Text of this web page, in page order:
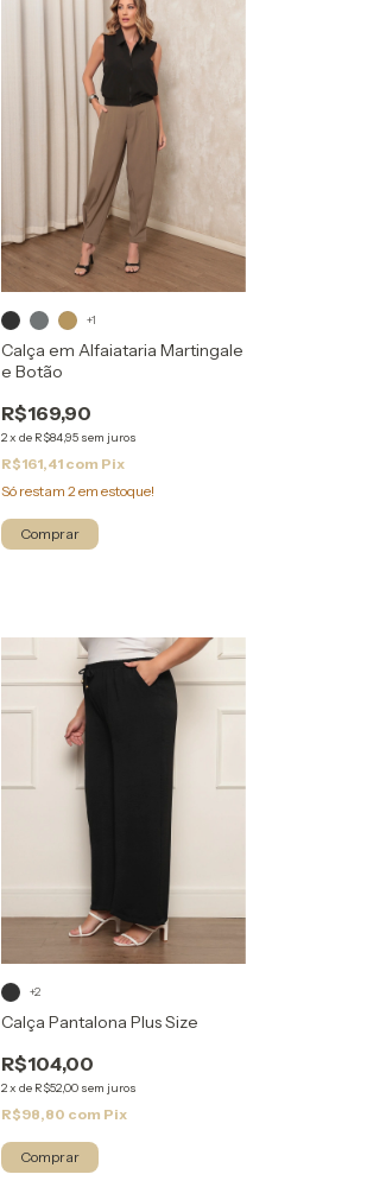
Calça em Alfaiataria Martingale
e Botão
R$169,90
2x de R$84,95 sem juros
R$161,41 com Pix
Só restam 2 em estoque!
+1
Comprar
Calça Pantalona Plus Size
R$104,00
2x de R$52,00 sem juros
R$98,80 com Pix
+2
Comprar